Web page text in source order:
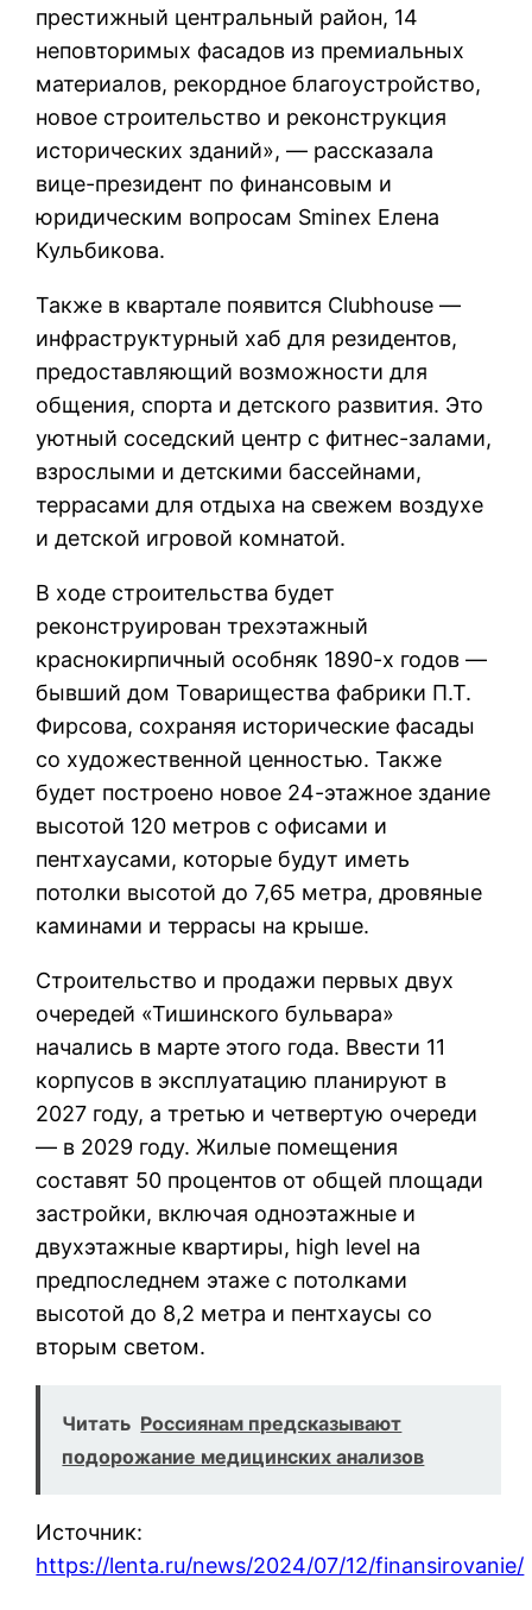
престижный центральный район, 14
неповторимых фасадов из премиальных
материалов, рекордное благоустройство,
новое строительство и реконструкция
исторических зданий», — рассказала
вице-президент по финансовым и
юридическим вопросам Sminex Елена
Кульбикова.
Также в квартале появится Clubhouse —
инфраструктурный хаб для резидентов,
предоставляющий возможности для
общения, спорта и детского развития. Это
уютный соседский центр с фитнес-залами,
взрослыми и детскими бассейнами,
террасами для отдыха на свежем воздухе
и детской игровой комнатой.
В ходе строительства будет
реконструирован трехэтажный
краснокирпичный особняк 1890-х годов —
бывший дом Товарищества фабрики П.Т.
Фирсова, сохраняя исторические фасады
со художественной ценностью. Также
будет построено новое 24-этажное здание
высотой 120 метров с офисами и
пентхаусами, которые будут иметь
потолки высотой до 7,65 метра, дровяные
каминами и террасы на крыше.
Строительство и продажи первых двух
очередей «Тишинского бульвара»
начались в марте этого года. Ввести 11
корпусов в эксплуатацию планируют в
2027 году, а третью и четвертую очереди
— в 2029 году. Жилые помещения
составят 50 процентов от общей площади
застройки, включая одноэтажные и
двухэтажные квартиры, high level на
предпоследнем этаже с потолками
высотой до 8,2 метра и пентхаусы со
вторым светом.
Читать Россиянам предсказывают
подорожание медицинских анализов
Источник:
https://lenta.ru/news/2024/07/12/finansirovanie/